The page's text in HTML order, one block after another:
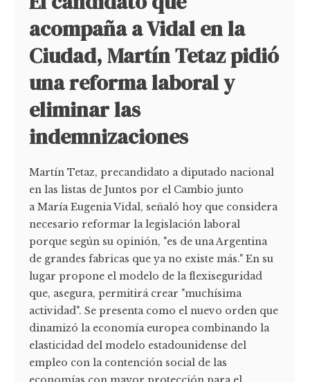
acompaña a Vidal en la
Ciudad, Martín Tetaz pidió
una reforma laboral y
eliminar las
indemnizaciones
Martín Tetaz, precandidato a diputado nacional
en las listas de Juntos por el Cambio junto
a María Eugenia Vidal, señaló hoy que considera
necesario reformar la legislación laboral
porque según su opinión, "es de una Argentina
de grandes fabricas que ya no existe más." En su
lugar propone el modelo de la flexiseguridad
que, asegura, permitirá crear "muchísima
actividad". Se presenta como el nuevo orden que
dinamizó la economía europea combinando la
elasticidad del modelo estadounidense del
empleo con la contención social de las